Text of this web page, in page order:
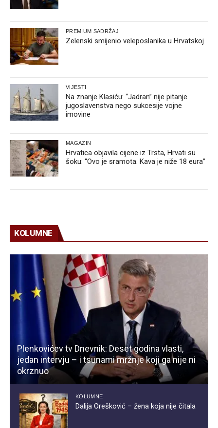
PREMIUM SADRŽAJ
Zelenski smijenio veleposlanika u Hrvatskoj
VIJESTI
Na znanje Klasiću: “Jadran” nije pitanje
jugoslavenstva nego sukcesije vojne
imovine
MAGAZIN
Hrvatica objavila cijene iz Trsta, Hrvati su
šoku: “Ovo je sramota. Kava je niže 18 eura”
KOLUMNE
Plenkovićev tv Dnevnik: Deset godina vlasti,
jedan intervju – i tsunami mržnje koji ga nije ni
okrznuo
KOLUMNE
Dalija Orešković – žena koja nije čitala